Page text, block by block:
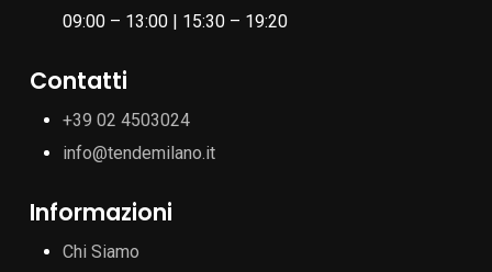
09:00 – 13:00 | 15:30 – 19:20
Contatti
+39 02 4503024
info@tendemilano.it
Informazioni
Chi Siamo